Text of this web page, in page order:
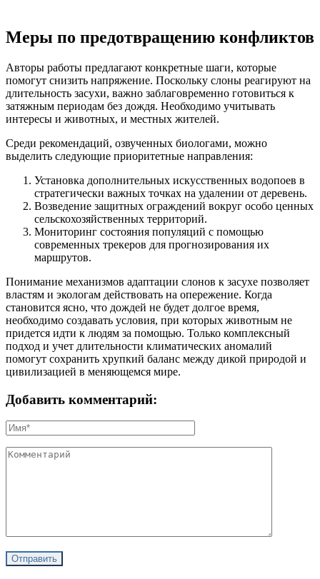
Меры по предотвращению конфликтов
Авторы работы предлагают конкретные шаги, которые
помогут снизить напряжение. Поскольку слоны реагируют на
длительность засухи, важно заблаговременно готовиться к
затяжным периодам без дождя. Необходимо учитывать
интересы и животных, и местных жителей.
Среди рекомендаций, озвученных биологами, можно
выделить следующие приоритетные направления:
Установка дополнительных искусственных водопоев в
стратегически важных точках на удалении от деревень.
Возведение защитных ограждений вокруг особо ценных
сельскохозяйственных территорий.
Мониторинг состояния популяций с помощью
современных трекеров для прогнозирования их
маршрутов.
Понимание механизмов адаптации слонов к засухе позволяет
властям и экологам действовать на опережение. Когда
становится ясно, что дождей не будет долгое время,
необходимо создавать условия, при которых животным не
придется идти к людям за помощью. Только комплексный
подход и учет длительности климатических аномалий
помогут сохранить хрупкий баланс между дикой природой и
цивилизацией в меняющемся мире.
Добавить комментарий: